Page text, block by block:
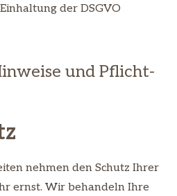
der DSGVO
und Pflicht­
nehmen den Schutz Ihrer
ernst. Wir behandeln Ihre